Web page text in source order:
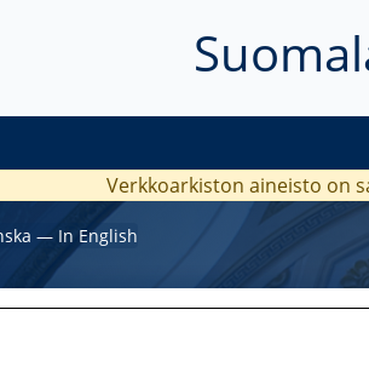
Verkkoarkiston aineisto on
― In English